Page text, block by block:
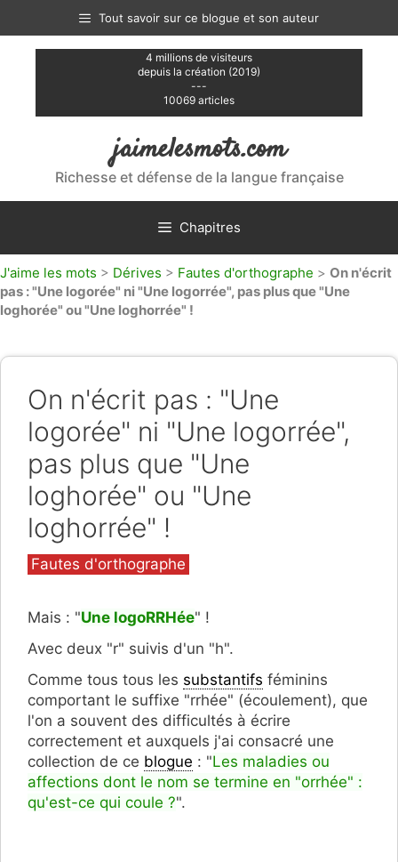
contenu
Tout savoir sur ce blogue et son auteur
4 millions de visiteurs
depuis la création (2019)
---
10069 articles
jaimelesmots.com
Richesse et défense de la langue française
Chapitres
J'aime les mots > Dérives > Fautes d'orthographe > On n'écrit
pas : "Une logorée" ni "Une logorrée", pas plus que "Une
loghorée" ou "Une loghorrée" !
On n'écrit pas : "Une
logorée" ni "Une logorrée",
pas plus que "Une
loghorée" ou "Une
loghorrée" !
Catégories
Fautes d'orthographe
Mais : "Une logoRRHée" !
Avec deux "r" suivis d'un "h".
Comme tous tous les substantifs féminins
comportant le suffixe "rrhée" (écoulement), que
l'on a souvent des difficultés à écrire
correctement et auxquels j'ai consacré une
collection de ce blogue : "Les maladies ou
affections dont le nom se termine en "orrhée" :
qu'est-ce qui coule ?".